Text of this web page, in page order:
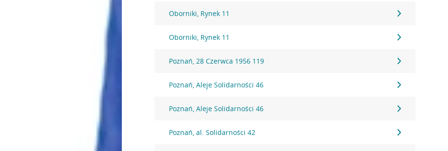
Oborniki, Rynek 11
Oborniki, Rynek 11
Poznań, 28 Czerwca 1956 119
Poznań, Aleje Solidarności 46
Poznań, Aleje Solidarności 46
Poznań, al. Solidarności 42